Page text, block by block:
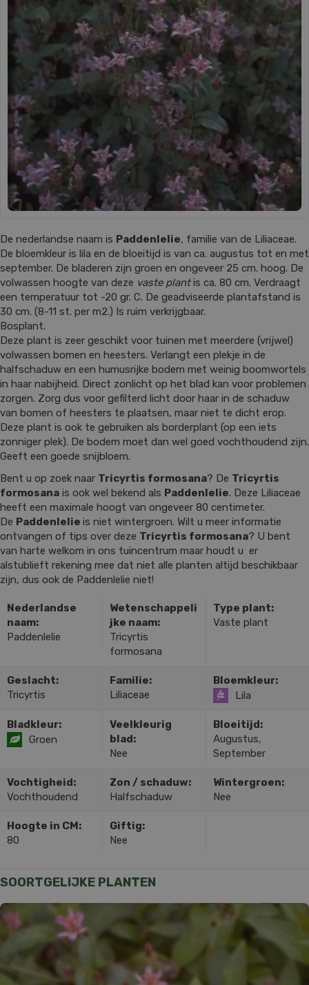
De nederlandse naam is Paddenlelie, familie van de Liliaceae.
De bloemkleur is lila en de bloeitijd is van ca. augustus tot en met
september. De bladeren zijn groen en ongeveer 25 cm. hoog. De
volwassen hoogte van deze vaste plantis ca. 80 cm. Verdraagt
een temperatuur tot -20 gr. C. De geadviseerde plantafstand is
30 cm. (8-11 st. per m2.) Is ruim verkrijgbaar.
Bosplant.
Deze plant is zeer geschikt voor tuinen met meerdere (vrijwel)
volwassen bomen en heesters. Verlangt een plekje in de
halfschaduw en een humusrijke bodem met weinig boomwortels
in haar nabijheid. Direct zonlicht op het blad kan voor problemen
zorgen. Zorg dus voor gefilterd licht door haar in de schaduw
van bomen of heesters te plaatsen, maar niet te dicht erop.
Deze plant is ook te gebruiken als borderplant (op een iets
zonniger plek). De bodem moet dan wel goed vochthoudend zijn.
Geeft een goede snijbloem.
Bent u op zoek naar Tricyrtis formosana? De Tricyrtis
formosana is ook wel bekend als Paddenlelie. Deze Liliaceae
heeft een maximale hoogt van ongeveer 80 centimeter.
De Paddenlelie is niet wintergroen. Wilt u meer informatie
ontvangen of tips over deze Tricyrtis formosana? U bent
van harte welkom in ons tuincentrum maar houdt u er
alstublieft rekening mee dat niet alle planten altijd beschikbaar
zijn, dus ook de Paddenlelie niet!
Nederlandse
naam:
Paddenlelie
Wetenschappeli
jke naam:
Tricyrtis
formosana
Type plant:
Vaste plant
Geslacht:
Tricyrtis
Familie:
Liliaceae
Bloemkleur:
Lila
Bladkleur:
Groen
Veelkleurig
blad:
Nee
Bloeitijd:
Augustus,
September
Vochtigheid:
Vochthoudend
Zon / schaduw:
Halfschaduw
Wintergroen:
Nee
Hoogte in CM:
80
Giftig:
Nee
SOORTGELIJKE PLANTEN